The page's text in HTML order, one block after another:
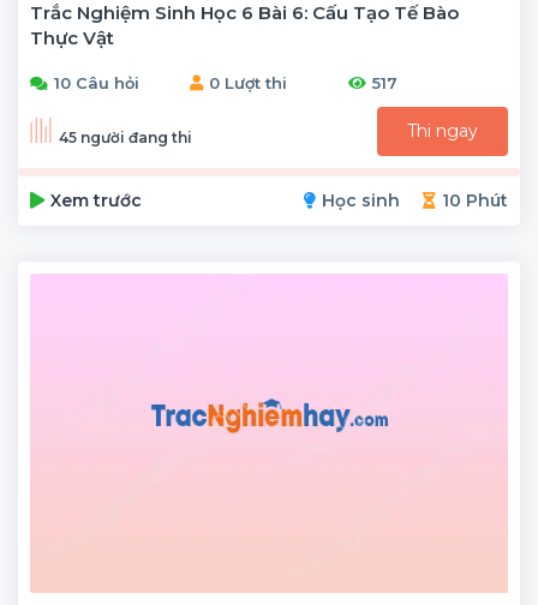
Trắc Nghiệm Sinh Học 6 Bài 6: Cấu Tạo Tế Bào
Thực Vật
10 Câu hỏi 0 Lượt thi 517
45 người đang thi Thi ngay
Xem trước Học sinh 10 Phút